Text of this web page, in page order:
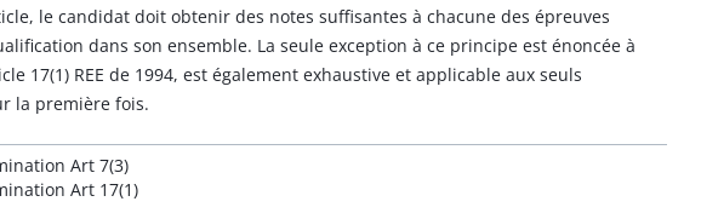
le candidat doit obtenir des notes suffisantes à chacune des épreuves
dans son ensemble. La seule exception à ce principe est énoncée à
17(1) REE de 1994, est également exhaustive et applicable aux seuls
la première fois.
Art 7(3)
Art 17(1)